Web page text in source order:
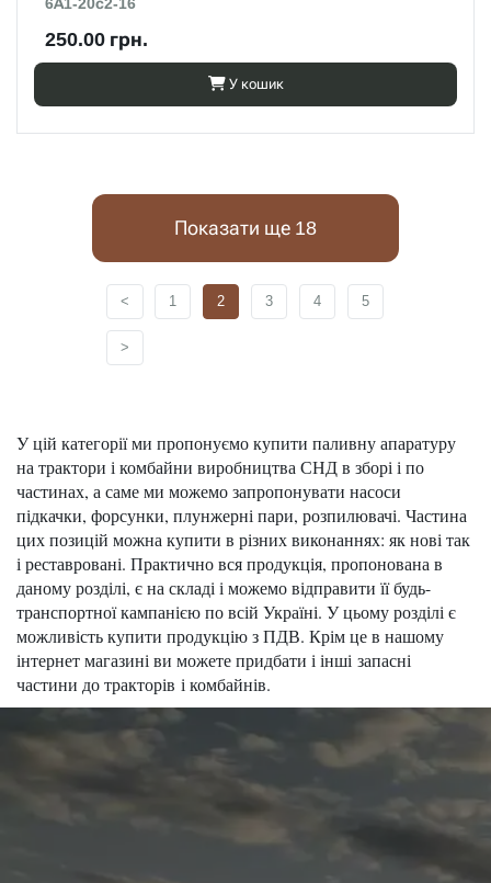
250.00 грн.
У кошик
Показати ще 18
< 1 2 3 4 5
>
У цій категорії ми пропонуємо купити паливну апаратуру
на трактори і комбайни виробництва СНД в зборі і по
частинах, а саме ми можемо запропонувати насоси
підкачки, форсунки, плунжерні пари, розпилювачі. Частина
цих позицій можна купити в різних виконаннях: як нові так
і реставровані. Практично вся продукція, пропонована в
даному розділі, є на складі і можемо відправити її будь-
транспортної кампанією по всій Україні. У цьому розділі є
можливість купити продукцію з ПДВ. Крім це в нашому
інтернет магазині ви можете придбати і інші запасні
частини до тракторів і комбайнів.